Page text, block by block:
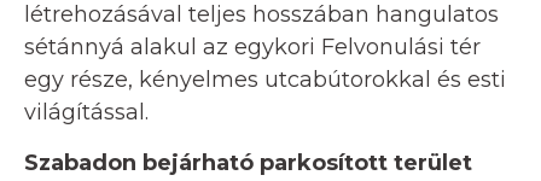
létrehozásával teljes hosszában hangulatos
sétánnyá alakul az egykori Felvonulási tér
egy része, kényelmes utcabútorokkal és esti
világítással.
Szabadon bejárható parkosított terület